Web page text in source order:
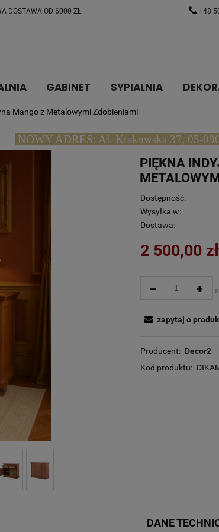
DOSTAWA OD 6000 ZŁ +48
GABINET SYPIALNIA
Mango z Metalowymi Zdobieniami
NOWY ADRES: Al. Krakowska 37, 05-
PIĘKNA
Dostępność:
Wysyłka w:
Dostawa:
2 500,00 zł
- +
Producent: Decor2
Kod produktu:
zapytaj o
DANE